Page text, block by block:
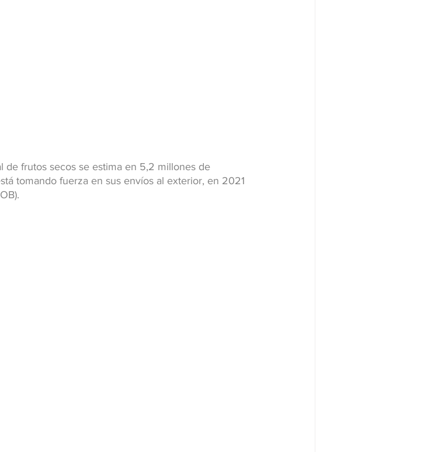
de frutos secos se estima en 5,2 millones de
tomando fuerza en sus envíos al exterior, en 2021